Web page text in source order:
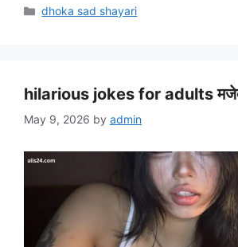
Categories
dhoka sad shayari
hilarious jokes for adults
May 9, 2026 by admin